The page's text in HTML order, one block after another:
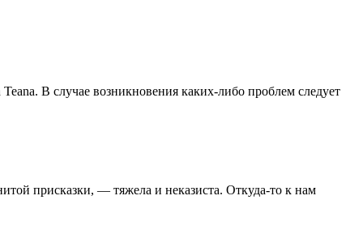
В случае возникновения каких-либо проблем следует
присказки, — тяжела и неказиста. Откуда-то к нам